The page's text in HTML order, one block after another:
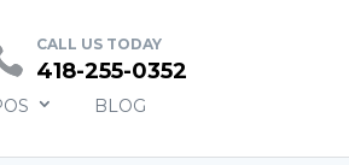
CALL US TODAY
418-255-0352
BLOG